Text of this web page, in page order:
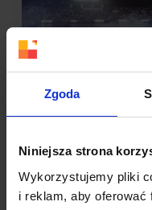
Zgoda
Niniejsza strona
Wykorzystujemy pliki
i reklam, aby oferować
Te kampanie